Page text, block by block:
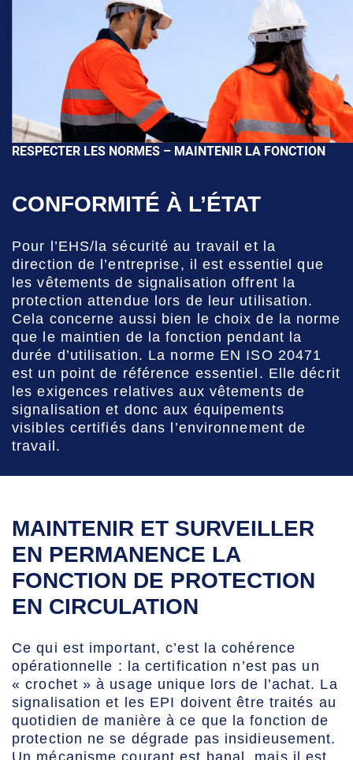
RESPECTER LES NORMES – MAINTENIR LA FONCTION
CONFORMITÉ À L’ÉTAT
Pour l’EHS/la sécurité au travail et la
direction de l’entreprise, il est essentiel que
les vêtements de signalisation offrent la
protection attendue lors de leur utilisation.
Cela concerne aussi bien le choix de la norme
que le maintien de la fonction pendant la
durée d’utilisation. La norme EN ISO 20471
est un point de référence essentiel. Elle décrit
les exigences relatives aux vêtements de
signalisation et donc aux équipements
visibles certifiés dans l’environnement de
travail.
MAINTENIR ET SURVEILLER
EN PERMANENCE LA
FONCTION DE PROTECTION
EN CIRCULATION
Ce qui est important, c’est la cohérence
opérationnelle : la certification n’est pas un
« crochet » à usage unique lors de l’achat. La
signalisation et les EPI doivent être traités au
quotidien de manière à ce que la fonction de
protection ne se dégrade pas insidieusement.